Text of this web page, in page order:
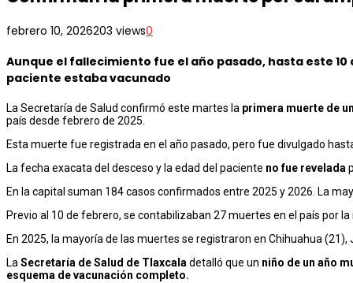
febrero 10, 2026203 views0
Aunque el fallecimiento fue el año pasado, hasta este
paciente estaba vacunado
La Secretaría de Salud confirmó este martes la primera muerte de
país desde febrero de 2025.
Esta muerte fue registrada en el año pasado, pero fue divulgado
La fecha exacata del desceso y la edad del paciente no fue revelada
En la capital suman 184 casos confirmados entre 2025 y 2026. La
Previo al 10 de febrero, se contabilizaban 27 muertes en el país por
En 2025, la mayoría de las muertes se registraron en Chihuahua
La Secretaría de Salud de Tlaxcala detalló que un niño de un año
esquema de vacunación completo.